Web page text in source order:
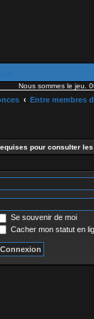
Nous sommes le jeu.
Entre membres
pour consulter
Se souvenir de moi
Cacher mon statut en